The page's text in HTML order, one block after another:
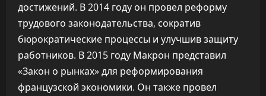
достижений. В 2014 году он провел реформу
трудового законодательства, сократив
бюрократические процессы и улучшив защиту
работников. В 2015 году Макрон представил
«Закон о рынках» для реформирования
французской экономики. Он также провел